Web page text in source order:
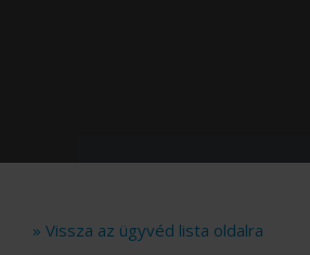
» Vissza az ügyvéd lista oldalra